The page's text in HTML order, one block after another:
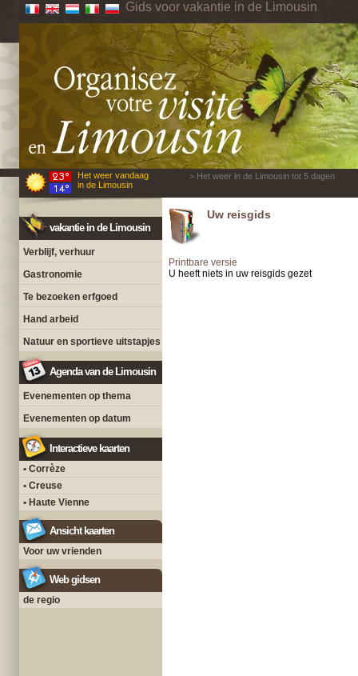
Gids voor vakantie in de Limousin
Het weer vandaag
in de Limousin
> Het weer in de Limousin tot 5 dagen
vakantie in de Limousin
Verblijf, verhuur
Gastronomie
Te bezoeken erfgoed
Hand arbeid
Natuur en sportieve uitstapjes
Agenda van de Limousin
Evenementen op thema
Evenementen op datum
Interactieve kaarten
• Corrèze
• Creuse
• Haute Vienne
Ansicht kaarten
Voor uw vrienden
Web gidsen
de regio
Uw reisgids
Printbare versie
U heeft niets in uw reisgids gezet